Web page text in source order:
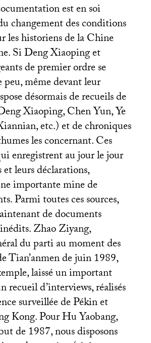
est en soi
changement des conditions
les historiens de la Chine
Si Deng Xiaoping et
de premier ordre se
même devant leur
désormais de recueils de
Xiaoping, Chen Yun, Ye
etc.) et de chroniques
les concernant. Ces
enregistrent au jour le jour
leurs déclarations,
importante mine de
Parmi toutes ces sources,
de documents
Zhao Ziyang,
du parti au moment des
Tian’anmen de juin 1989,
laissé un important
recueil d’interviews, réalisés
surveillée de Pékin et
Kong. Pour Hu Yaobang,
de 1987, nous disposons